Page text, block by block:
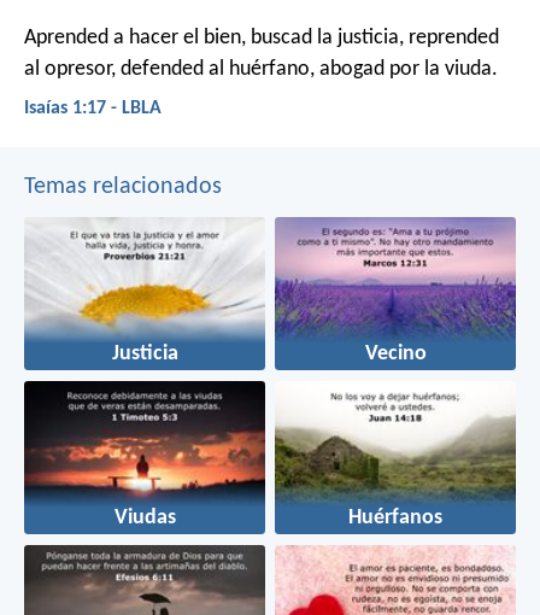
Aprended a hacer el bien, buscad la justicia, reprended
al opresor, defended al huérfano, abogad por la viuda.
Isaías 1:17 - LBLA
Temas relacionados
Justicia Vecino
Viudas Huérfanos